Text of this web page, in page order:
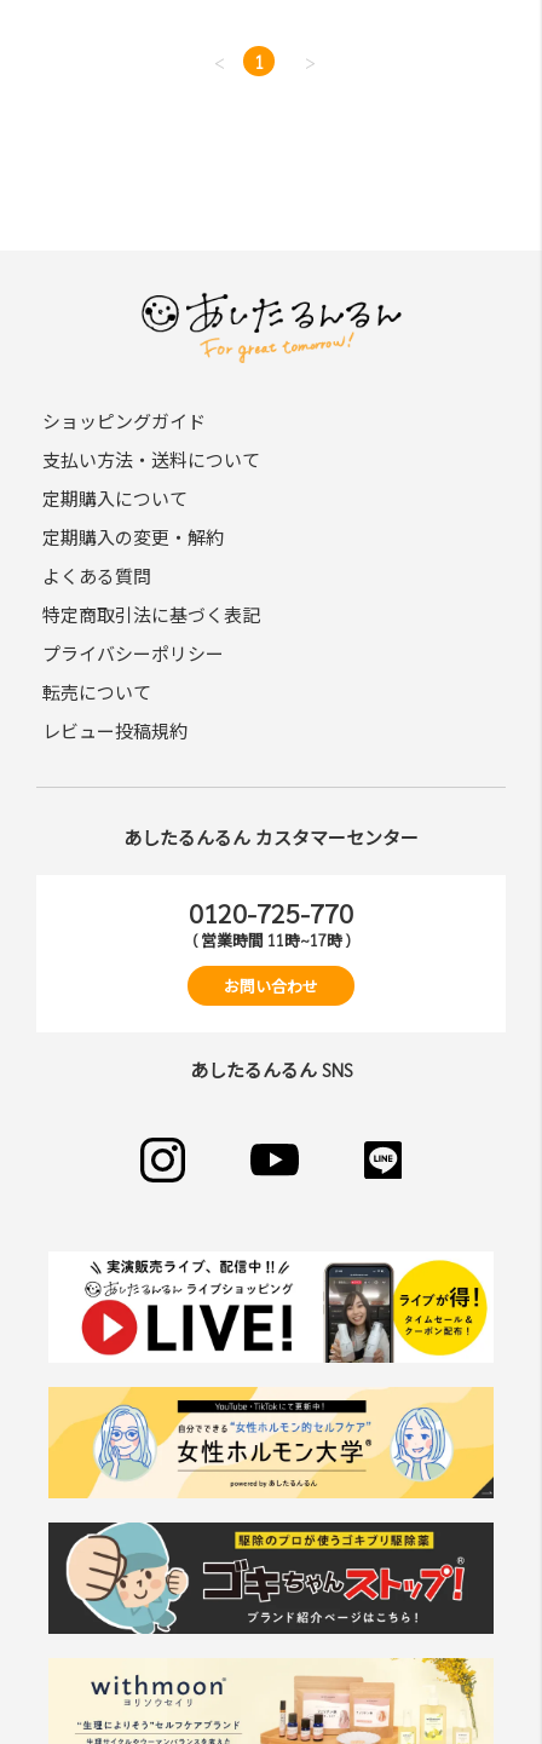
< 1 >
ショッピングガイド
支払い方法・送料について
定期購入について
定期購入の変更・解約
よくある質問
特定商取引法に基づく表記
プライバシーポリシー
転売について
レビュー投稿規約
あしたるんるん カスタマーセンター
0120-725-770
( 営業時間 11時~17時 )
お問い合わせ
あしたるんるん SNS